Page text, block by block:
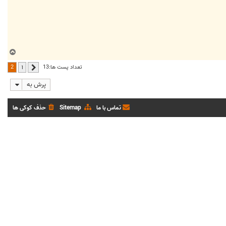
ا
ل
تعداد پست ها:13 قبلی 1
2
پرش به
حذف کوکی ها Sitemap تماس با ما